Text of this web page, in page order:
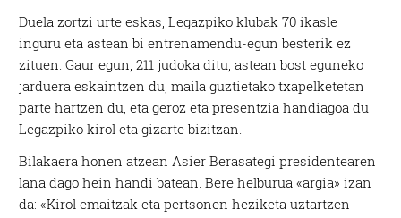
Duela zortzi urte eskas, Legazpiko klubak 70 ikasle
inguru eta astean bi entrenamendu-egun besterik ez
zituen. Gaur egun, 211 judoka ditu, astean bost eguneko
jarduera eskaintzen du, maila guztietako txapelketetan
parte hartzen du, eta geroz eta presentzia handiagoa du
Legazpiko kirol eta gizarte bizitzan.
Bilakaera honen atzean Asier Berasategi presidentearen
lana dago hein handi batean. Bere helburua «argia» izan
da: «Kirol emaitzak eta pertsonen heziketa uztartzen